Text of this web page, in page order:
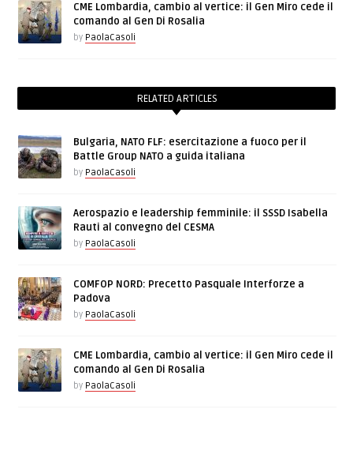
CME Lombardia, cambio al vertice: il Gen Miro cede il
comando al Gen Di Rosalia
by PaolaCasoli
RELATED ARTICLES
Bulgaria, NATO FLF: esercitazione a fuoco per il
Battle Group NATO a guida italiana
by PaolaCasoli
Aerospazio e leadership femminile: il SSSD Isabella
Rauti al convegno del CESMA
by PaolaCasoli
COMFOP NORD: Precetto Pasquale Interforze a
Padova
by PaolaCasoli
CME Lombardia, cambio al vertice: il Gen Miro cede il
comando al Gen Di Rosalia
by PaolaCasoli